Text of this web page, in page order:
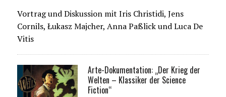
Vortrag und Diskussion mit Iris Christidi, Jens
Cornils, Łukasz Majcher, Anna Paßlick und Luca De
Vitis
Arte-Dokumentation: „Der Krieg der
Welten – Klassiker der Science
Fiction“